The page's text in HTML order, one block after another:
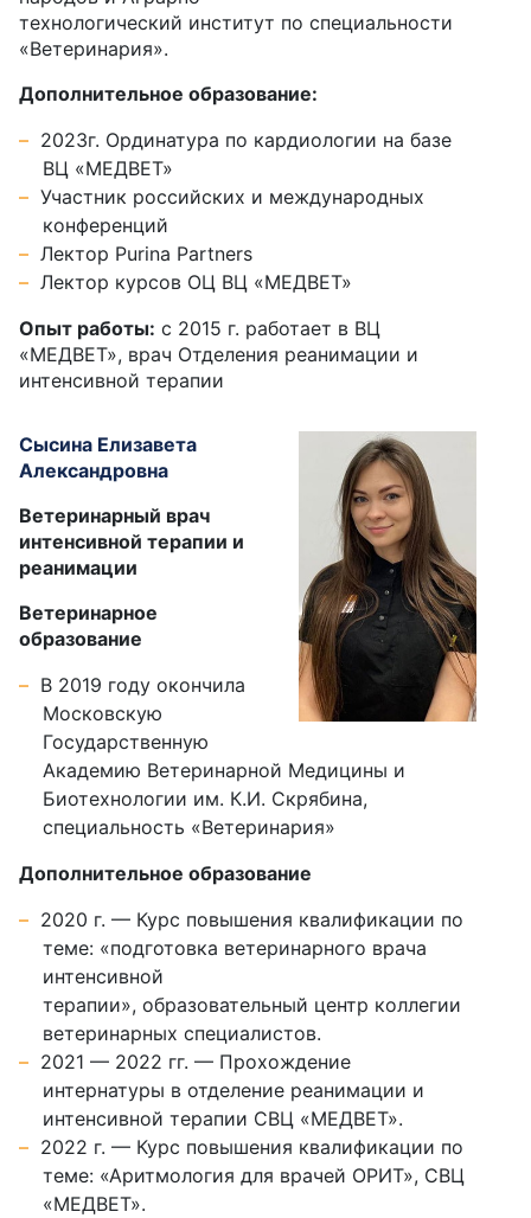
технологический институт по специальности
«Ветеринария».
Дополнительное образование:
2023г. Ординатура по кардиологии на базе
ВЦ «МЕДВЕТ»
Участник российских и международных
конференций
Лектор Purina Partners
Лектор курсов ОЦ ВЦ «МЕДВЕТ»
Опыт работы: с 2015 г. работает в ВЦ
«МЕДВЕТ», врач Отделения реанимации и
интенсивной терапии
Сысина Елизавета
Александровна
Ветеринарный врач
интенсивной терапии и
реанимации
Ветеринарное
образование
В 2019 году окончила
Московскую
Государственную
Академию Ветеринарной Медицины и
Биотехнологии им. К.И. Скрябина,
специальность «Ветеринария»
Дополнительное образование
2020 г. — Курс повышения квалификации по
теме: «подготовка ветеринарного врача
интенсивной
терапии», образовательный центр коллегии
ветеринарных специалистов.
2021 — 2022 гг. — Прохождение
интернатуры в отделение реанимации и
интенсивной терапии СВЦ «МЕДВЕТ».
2022 г. — Курс повышения квалификации по
теме: «Аритмология для врачей ОРИТ», СВЦ
«МЕДВЕТ».